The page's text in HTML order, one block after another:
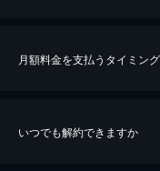
※40％ポイント還元の対象は、ク
月額料金を支払うタイミン
いつでも解約できますか